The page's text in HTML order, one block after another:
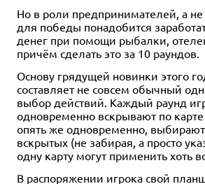
Но в роли предпринимателей, а не
для победы понадобится
денег при помощи рыбалки,
причём сделать это за 10 раундов.
Основу грядущей новинки этого
составляет не совсем обычный
выбор действий. Каждый раунд
одновременно вскрывают по карте
опять же одновременно, выбирают
вскрытых (не забирая, а просто
одну карту могут применить хоть
В распоряжении игрока свой